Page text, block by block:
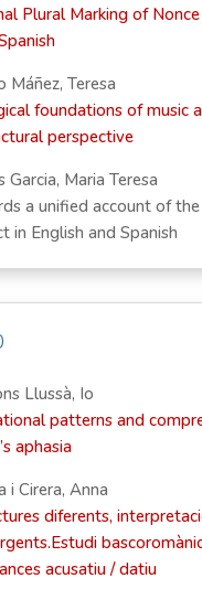
Plural Marking of
Máñez, Teresa
foundations of music
perspective
Garcia, Maria Teresa
a unified account of
in English and Spanish
Llussà, Io
patterns and
aphasia
i Cirera, Anna
diferents,
acusatiu / datiu